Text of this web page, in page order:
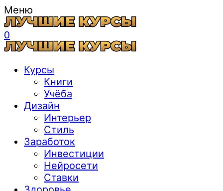
Меню
0
Курсы
Книги
Учёба
Дизайн
Интерьер
Стиль
Заработок
Инвестиции
Нейросети
Ставки